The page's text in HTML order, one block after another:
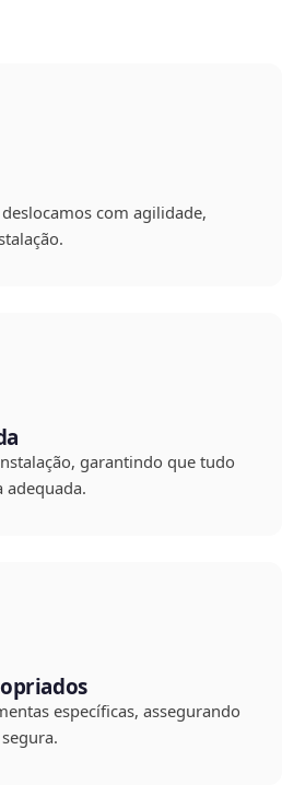
com agilidade,
garantindo que tudo
adequada.
específicas, assegurando